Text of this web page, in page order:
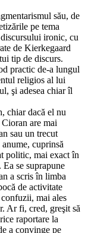
său, de
pe tema
ironic, cu
de Kierkegaard
tip de discurs.
practic de-a lungul
religios al lui
şi adesea chiar îl
chiar dacă el nu
are mai
sau un trecut
cuprinsă
politic, mai exact în
se suprapune
a scris în limba
de activitate
mai ales
Ar fi, cred, greşit să
raportare la
a convinge pe